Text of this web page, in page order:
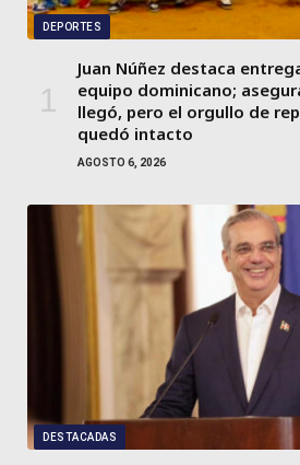
DEPORTES
Juan Núñez destaca
equipo dominicano;
llegó, pero el orgullo de
quedó intacto
AGOSTO 6, 2026
DESTACADAS